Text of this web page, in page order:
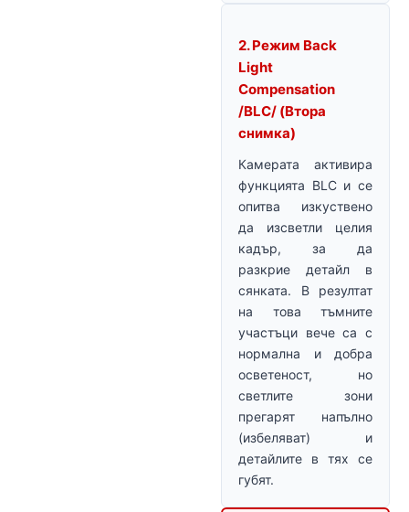
2. Режим Back
Light
Compensation
/BLC/ (Втора
снимка)
Камерата активира
функцията BLC и се
опитва изкуствено
да изсветли целия
кадър, за да
разкрие детайл в
сянката. В резултат
на това тъмните
участъци вече са с
нормална и добра
осветеност, но
светлите зони
прегарят напълно
(избеляват) и
детайлите в тях се
губят.